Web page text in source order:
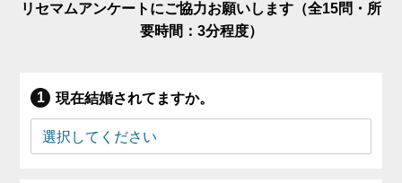
リセマムアンケートにご協力お願いします（全15問・所
要時間：3分程度）
現在結婚されてますか。